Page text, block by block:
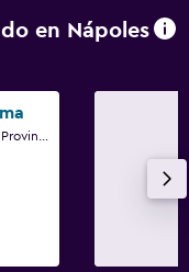
en Nápoles